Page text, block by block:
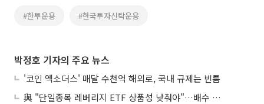
#한투운용 #한국투자신탁운용
박정호 기자의 주요 뉴스
'코인 엑소더스' 매달 수천억 해외로, 국내 규제는 빈틈
與 "단일종목 레버리지 ETF 상품성 낮춰야"…배수 조정안도 거론